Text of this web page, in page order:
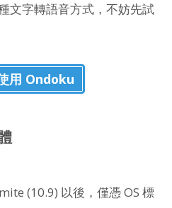
文字轉語音方式，不妨先試
用 Ondoku
(10.9) 以後，僅憑 OS 標